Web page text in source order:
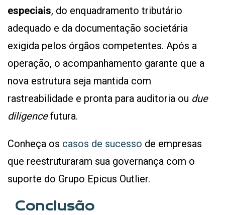
especiais, do enquadramento tributário
adequado e da documentação societária
exigida pelos órgãos competentes. Após a
operação, o acompanhamento garante que a
nova estrutura seja mantida com
rastreabilidade e pronta para auditoria ou due
diligencefutura.
Conheça os casos de sucesso de empresas
que reestruturaram sua governança com o
suporte do Grupo Epicus Outlier.
Conclusão